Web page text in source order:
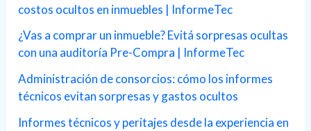
o
r
:
costos ocultos en inmuebles | InformeTec
¿Vas a comprar un inmueble? Evitá sorpresas ocultas
con una auditoría Pre-Compra | InformeTec
Administración de consorcios: cómo los informes
técnicos evitan sorpresas y gastos ocultos
Informes técnicos y peritajes desde la experiencia en